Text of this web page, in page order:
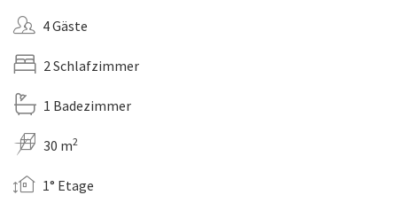
4 Gäste
2 Schlafzimmer
1 Badezimmer
30 m2
1° Etage